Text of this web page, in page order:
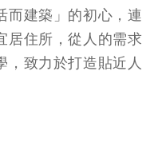
而建築」的初心，連
居住所，從人的需求
，致力於打造貼近人